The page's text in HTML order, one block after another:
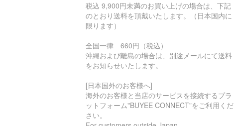
税込 9,900円未満のお買い上げの場合は、下記
のとおり送料を頂戴いたします。（日本国内に
限ります）
全国一律 660円（税込）
沖縄および離島の場合は、別途メールにて送料
をお知らせいたします。
[日本国外のお客様へ]
海外のお客様と当店のサービスを接続するプラ
ットフォーム"BUYEE CONNECT"をご利用くだ
さい。